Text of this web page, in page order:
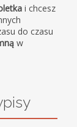
i chcesz
do czasu
w